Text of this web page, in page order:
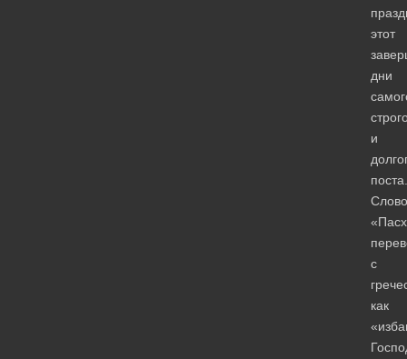
этот
дни
и
поста.
Слово
с
как